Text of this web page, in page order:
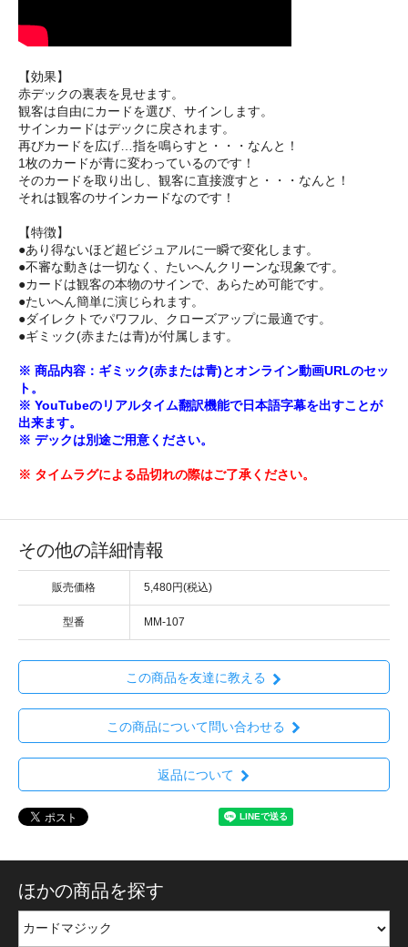
【効果】
赤デックの裏表を見せます。
観客は自由にカードを選び、サインします。
サインカードはデックに戻されます。
再びカードを広げ…指を鳴らすと・・・なんと！
1枚のカードが青に変わっているのです！
そのカードを取り出し、観客に直接渡すと・・・なんと！
それは観客のサインカードなのです！
【特徴】
●あり得ないほど超ビジュアルに一瞬で変化します。
●不審な動きは一切なく、たいへんクリーンな現象です。
●カードは観客の本物のサインで、あらため可能です。
●たいへん簡単に演じられます。
●ダイレクトでパワフル、クローズアップに最適です。
●ギミック(赤または青)が付属します。
※ 商品内容：ギミック(赤または青)とオンライン動画URLのセッ
ト。
※ YouTubeのリアルタイム翻訳機能で日本語字幕を出すことが
出来ます。
※ デックは別途ご用意ください。
※ タイムラグによる品切れの際はご了承ください。
その他の詳細情報
販売価格 5,480円(税込)
型番 MM-107
この商品を友達に教える
この商品について問い合わせる
返品について
ほかの商品を探す